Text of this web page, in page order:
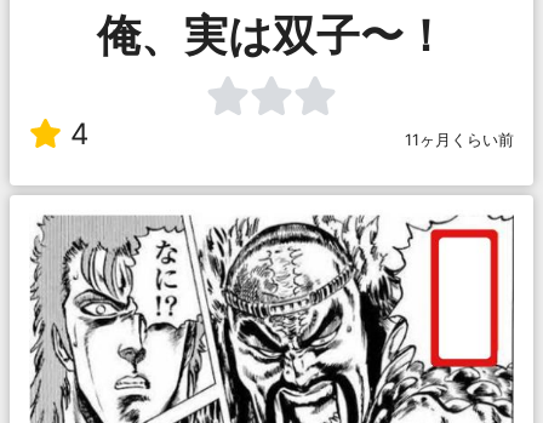
俺、実は双子〜！
4 11ヶ月くらい前